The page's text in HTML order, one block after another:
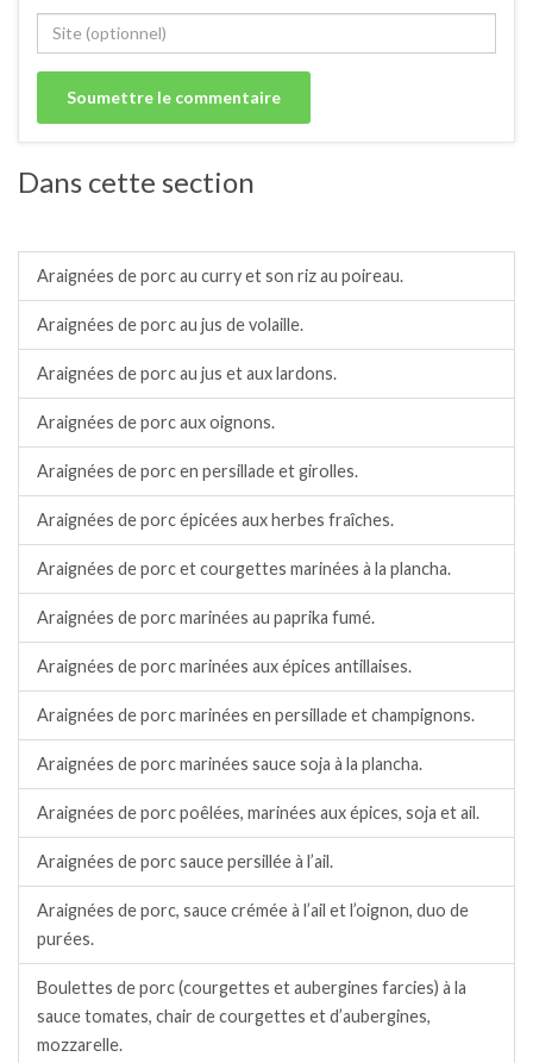
Dans cette section
Araignées de porc au curry et son riz au poireau.
Araignées de porc au jus de volaille.
Araignées de porc au jus et aux lardons.
Araignées de porc aux oignons.
Araignées de porc en persillade et girolles.
Araignées de porc épicées aux herbes fraîches.
Araignées de porc et courgettes marinées à la plancha.
Araignées de porc marinées au paprika fumé.
Araignées de porc marinées aux épices antillaises.
Araignées de porc marinées en persillade et champignons.
Araignées de porc marinées sauce soja à la plancha.
Araignées de porc poêlées, marinées aux épices, soja et ail.
Araignées de porc sauce persillée à l’ail.
Araignées de porc, sauce crémée à l’ail et l’oignon, duo de
purées.
Boulettes de porc (courgettes et aubergines farcies) à la
sauce tomates, chair de courgettes et d’aubergines,
mozzarelle.